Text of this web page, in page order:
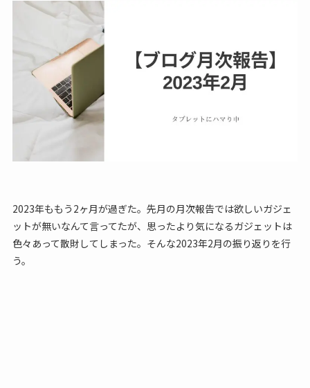
2023年ももう2ヶ月が過ぎた。先月の月次報告では欲しいガジェ
ットが無いなんて言ってたが、思ったより気になるガジェットは
色々あって散財してしまった。そんな2023年2月の振り返りを行
う。